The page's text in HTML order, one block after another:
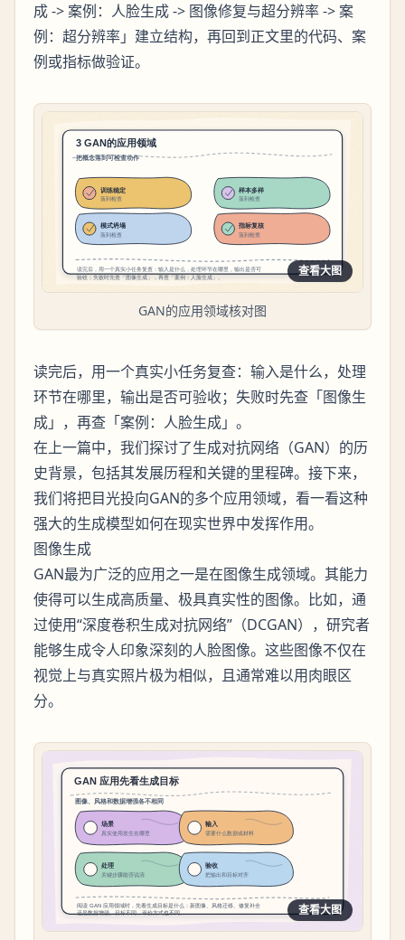
成 -> 案例：人脸生成 -> 图像修复与超分辨率 -> 案
例：超分辨率」建立结构，再回到正文里的代码、案
例或指标做验证。
查看大图
GAN的应用领域核对图
读完后，用一个真实小任务复查：输入是什么，处理
环节在哪里，输出是否可验收；失败时先查「图像生
成」，再查「案例：人脸生成」。
在上一篇中，我们探讨了生成对抗网络（GAN）的历
史背景，包括其发展历程和关键的里程碑。接下来，
我们将把目光投向GAN的多个应用领域，看一看这种
强大的生成模型如何在现实世界中发挥作用。
图像生成
GAN最为广泛的应用之一是在图像生成领域。其能力
使得可以生成高质量、极具真实性的图像。比如，通
过使用“深度卷积生成对抗网络”（DCGAN），研究者
能够生成令人印象深刻的人脸图像。这些图像不仅在
视觉上与真实照片极为相似，且通常难以用肉眼区
分。
查看大图